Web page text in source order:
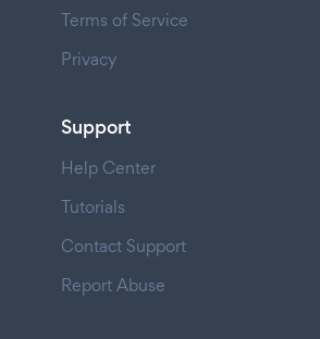
Terms of Service
Privacy
Support
Help Center
Tutorials
Contact Support
Report Abuse